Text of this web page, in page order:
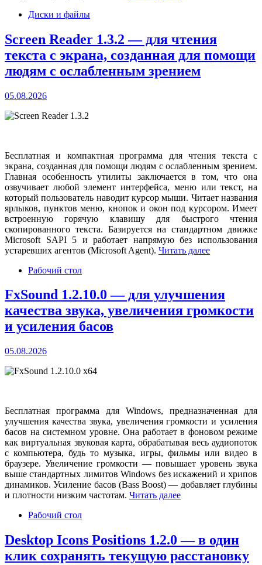
Диски и файлы
Screen Reader 1.3.2 — для чтения
текста с экрана, созданная для помощи
людям с ослабленным зрением
05.08.2026
Бесплатная и компактная программа для чтения текста с
экрана, созданная для помощи людям с ослабленным зрением.
Главная особенность утилиты заключается в том, что она
озвучивает любой элемент интерфейса, меню или текст, на
который пользователь наводит курсор мыши. Читает названия
ярлыков, пунктов меню, кнопок и окон под курсором. Имеет
встроенную горячую клавишу для быстрого чтения
скопированного текста. Базируется на стандартном движке
Microsoft SAPI 5 и работает напрямую без использования
устаревших агентов (Microsoft Agent). Читать далее
Рабочий стол
FxSound 1.2.10.0 — для улучшения
качества звука, увеличения громкости
и усиления басов
05.08.2026
Бесплатная программа для Windows, предназначенная для
улучшения качества звука, увеличения громкости и усиления
басов на системном уровне. Она работает в фоновом режиме
как виртуальная звуковая карта, обрабатывая весь аудиопоток
с компьютера, будь то музыка, игры, фильмы или видео в
браузере. Увеличение громкости — повышает уровень звука
выше стандартных лимитов Windows без искажений и хрипов
динамиков. Усиление басов (Bass Boost) — добавляет глубины
и плотности низким частотам. Читать далее
Рабочий стол
Desktop Icons Positions 1.2.0 — в один
клик сохранять текущую расстановку